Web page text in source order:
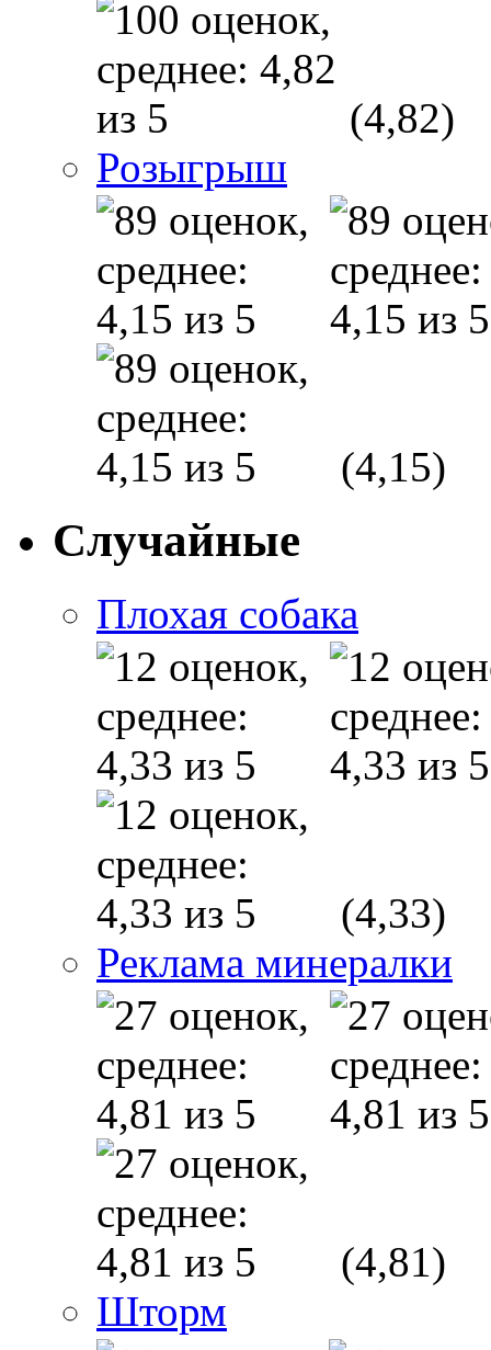
(4,82)
Розыгрыш
(4,15)
Случайные
Плохая собака
(4,33)
Реклама минералки
(4,81)
Шторм